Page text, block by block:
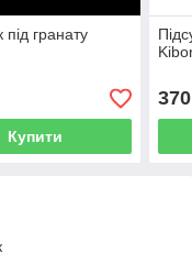
під гранату
Купити
370